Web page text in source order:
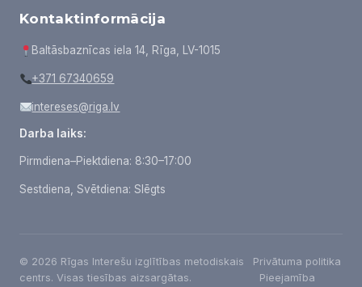
Kontaktinformācija
Baltāsbaznīcas iela 14, Rīga, LV-1015
+371 67340659
intereses@riga.lv
Darba laiks:
Pirmdiena–Piektdiena: 8:30–17:00
Sestdiena, Svētdiena: Slēgts
© 2026 Rīgas Interešu izglītības metodiskais
centrs. Visas tiesības aizsargātas.
Privātuma politika
Pieejamība